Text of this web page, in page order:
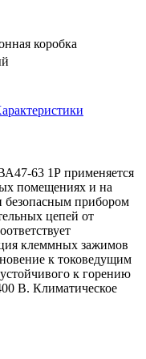
коробка
63 1Р применяется
помещениях и на
прибором
цепей от
клеммных зажимов
к токоведущим
к горению
В. Климатическое